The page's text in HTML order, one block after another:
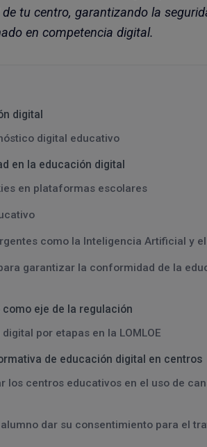
tu centro, garantizando la
en competencia digital.
digital
digital educativo
en la educación digital
en plataformas escolares
como la Inteligencia Artificial y
garantizar la conformidad de la
eje de la regulación
por etapas en la LOMLOE
de educación digital en centros
los centros educativos en el uso de
dar su consentimiento para el